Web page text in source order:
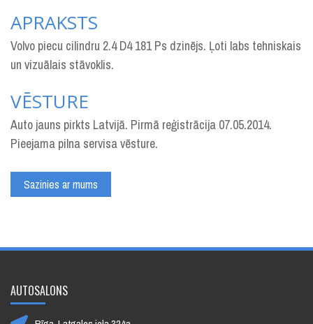
APRAKSTS
Volvo piecu cilindru 2.4 D4 181 Ps dzinējs. Ļoti labs tehniskais
un vizuālais stāvoklis.
VĒSTURE
Auto jauns pirkts Latvijā. Pirmā reģistrācija 07.05.2014.
Pieejama pilna servisa vēsture.
Sazinies ar mums
AUTOSALONS